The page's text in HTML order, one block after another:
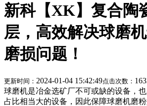
新科【XK】复合陶
层，高效解决球磨
磨损问题！
更新时间： 2024-01-04 15:42:49点击次数：
球磨机是冶金选矿厂不可或缺的设备，
占比相当大的设备，因此保障球磨机磨